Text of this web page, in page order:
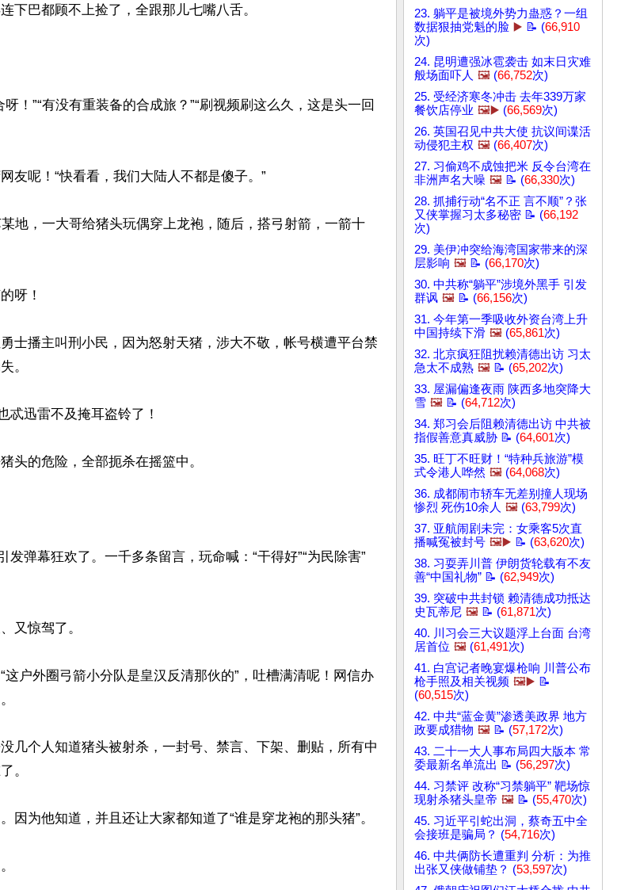
下巴都顾不上捡了，全跟那儿七嘴八舌。
！”“有没有重装备的合成旅？”“刷视频刷这么久，这是头一回
友呢！“快看看，我们大陆人不都是傻子。”
地，一大哥给猪头玩偶穿上龙袍，随后，搭弓射箭，一箭十
呀！
士播主叫刑小民，因为怒射天猪，涉大不敬，帐号横遭平台禁
。
忒迅雷不及掩耳盗铃了！
头的危险，全部扼杀在摇篮中。
发弹幕狂欢了。一千多条留言，玩命喊：“干得好”“为民除害”
又惊驾了。
这户外圈弓箭小分队是皇汉反清那伙的”，吐槽满清呢！网信办
几个人知道猪头被射杀，一封号、禁言、下架、删贴，所有中
。
因为他知道，并且还让大家都知道了“谁是穿龙袍的那头猪”。
23. 躺平是被境外势力蛊惑？一组
数据狠抽党魁的脸 ▶️ 📝 (66,910
次)
24. 昆明遭强冰雹袭击 如末日灾难
般场面吓人 🖼️ (66,752次)
25. 受经济寒冬冲击 去年339万家
餐饮店停业 🖼️▶️ (66,569次)
26. 英国召见中共大使 抗议间谍活
动侵犯主权 🖼️ (66,407次)
27. 习偷鸡不成蚀把米 反令台湾在
非洲声名大噪 🖼️ 📝 (66,330次)
28. 抓捕行动“名不正 言不顺”？张
又侠掌握习太多秘密 📝 (66,192
次)
29. 美伊冲突给海湾国家带来的深
层影响 🖼️ 📝 (66,170次)
30. 中共称“躺平”涉境外黑手 引发
群讽 🖼️ 📝 (66,156次)
31. 今年第一季吸收外资台湾上升
中国持续下滑 🖼️ (65,861次)
32. 北京疯狂阻扰赖清德出访 习太
急太不成熟 🖼️ 📝 (65,202次)
33. 屋漏偏逢夜雨 陕西多地突降大
雪 🖼️ 📝 (64,712次)
34. 郑习会后阻赖清德出访 中共被
指假善意真威胁 📝 (64,601次)
35. 旺丁不旺财！“特种兵旅游”模
式令港人哗然 🖼️ (64,068次)
36. 成都闹市轿车无差别撞人现场
惨烈 死伤10余人 🖼️ (63,799次)
37. 亚航闹剧未完：女乘客5次直
播喊冤被封号 🖼️▶️ 📝 (63,620次)
38. 习耍弄川普 伊朗货轮载有不友
善“中国礼物” 📝 (62,949次)
39. 突破中共封锁 赖清德成功抵达
史瓦蒂尼 🖼️ 📝 (61,871次)
40. 川习会三大议题浮上台面 台湾
居首位 🖼️ (61,491次)
41. 白宫记者晚宴爆枪响 川普公布
枪手照及相关视频 🖼️▶️ 📝
(60,515次)
42. 中共“蓝金黄”渗透美政界 地方
政要成猎物 🖼️ 📝 (57,172次)
43. 二十一大人事布局四大版本 常
委最新名单流出 📝 (56,297次)
44. 习禁评 改称“习禁躺平” 靶场惊
现射杀猪头皇帝 🖼️ 📝 (55,470次)
45. 习近平引蛇出洞，蔡奇五中全
会接班是骗局？ (54,716次)
46. 中共俩防长遭重判 分析：为推
出张又侠做铺垫？ (53,597次)